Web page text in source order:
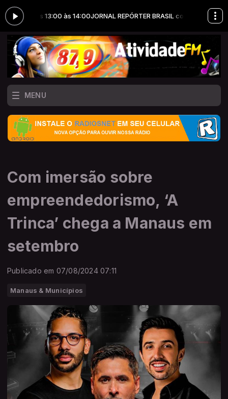
das 13:00 às 14:00JORNAL REPÓRTER BRASIL com LÉO NUNES
MENU
Com imersão sobre
empreendedorismo, ‘A
Trinca’ chega a Manaus em
setembro
Publicado em 07/08/2024 07:11
Manaus & Municípios